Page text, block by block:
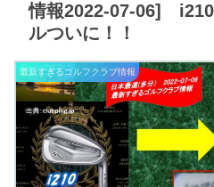
情報2022-07-06] i210
ルついに！！
最新すぎるゴルフクラブ情報